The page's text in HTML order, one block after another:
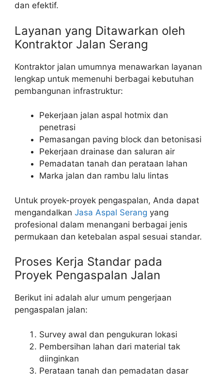
dan efektif.
Layanan yang Ditawarkan oleh
Kontraktor Jalan Serang
Kontraktor jalan umumnya menawarkan layanan
lengkap untuk memenuhi berbagai kebutuhan
pembangunan infrastruktur:
Pekerjaan jalan aspal hotmix dan
penetrasi
Pemasangan paving block dan betonisasi
Pekerjaan drainase dan saluran air
Pemadatan tanah dan perataan lahan
Marka jalan dan rambu lalu lintas
Untuk proyek-proyek pengaspalan, Anda dapat
mengandalkan Jasa Aspal Serang yang
profesional dalam menangani berbagai jenis
permukaan dan ketebalan aspal sesuai standar.
Proses Kerja Standar pada
Proyek Pengaspalan Jalan
Berikut ini adalah alur umum pengerjaan
pengaspalan jalan:
Survey awal dan pengukuran lokasi
Pembersihan lahan dari material tak
diinginkan
Perataan tanah dan pemadatan dasar